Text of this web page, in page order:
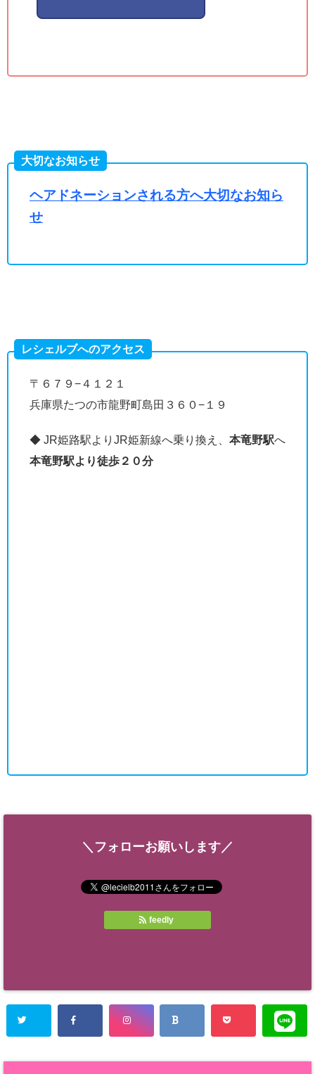
大切なお知らせ
ヘアドネーションされる方へ大切なお知ら
せ
レシェルブへのアクセス
〒６７９−４１２１
兵庫県たつの市龍野町島田３６０−１９
◆ JR姫路駅よりJR姫新線へ乗り換え、 本竜野駅へ
本竜野駅より徒歩２０分
＼フォローお願いします／
feedly